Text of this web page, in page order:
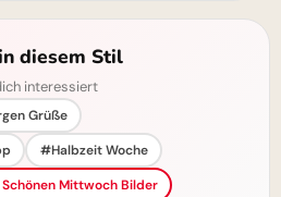
diesem Stil
interessiert
Grüße
#Halbzeit Woche
Schönen Mittwoch Bilder